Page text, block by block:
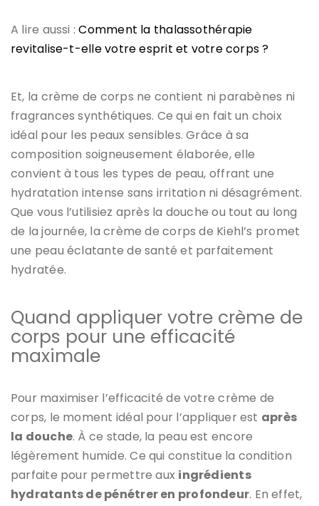
A lire aussi :Comment la thalassothérapie
revitalise-t-elle votre esprit et votre corps ?
Et, la crème de corps ne contient ni parabènes ni
fragrances synthétiques. Ce qui en fait un choix
idéal pour les peaux sensibles. Grâce à sa
composition soigneusement élaborée, elle
convient à tous les types de peau, offrant une
hydratation intense sans irritation ni désagrément.
Que vous l’utilisiez après la douche ou tout au long
de la journée, la crème de corps de Kiehl’s promet
une peau éclatante de santé et parfaitement
hydratée.
Quand appliquer votre crème de
corps pour une efficacité
maximale
Pour maximiser l’efficacité de votre crème de
corps, le moment idéal pour l’appliquer est après
la douche. À ce stade, la peau est encore
légèrement humide. Ce qui constitue la condition
parfaite pour permettre aux ingrédients
hydratants de pénétrer en profondeur. En effet,